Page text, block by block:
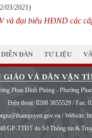
03/2021)
và đại biểu HĐND các
DIỄN ĐÀN TƯ LIỆU
GIÁO VÀ DÂN VẬN
Phan Đình Phùng - Phường
Điện thoại: 0208 3855529 / Fax:
/ Website:
GP-TTĐT do Sở Thông tin &